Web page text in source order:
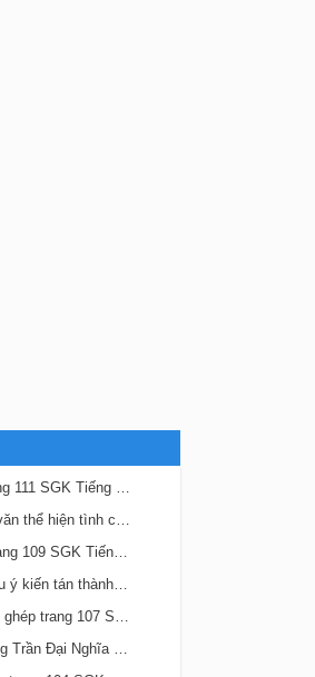
Bài 22 Đọc mở rộng trang 111 SGK Tiếng Việt 5 Kết nối tri thức tập 2
Bài 22 Luyện viết đoạn văn thể hiện tình cảm, cảm xúc về một sự việc trang 111 SGK Tiếng Việt 5 Kết nối tri thức tập 2
Bài 22 Bộ đội về làng trang 109 SGK Tiếng Việt 5 Kết nối tri thức tập 2
Bài 21 Viết đoạn văn nêu ý kiến tán thành một sự việc, hiện tượng (Bài viết số 2) trang 108 SGK Tiếng Việt 5 Kết nối tri thức tập 2
Bài 21 Luyện tập về câu ghép trang 107 SGK Tiếng Việt 5 Kết nối tri thức tập 2
Bài 21 Anh hùng lao động Trần Đại Nghĩa trang 106 SGK Tiếng Việt 5 Kết nối tri thức tập 2